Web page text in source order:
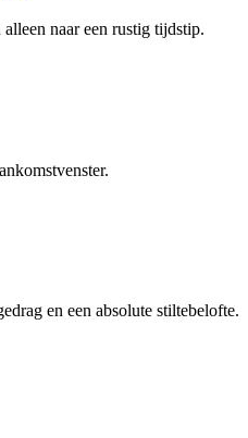
naar een rustig tijdstip.
en een absolute stiltebelofte.